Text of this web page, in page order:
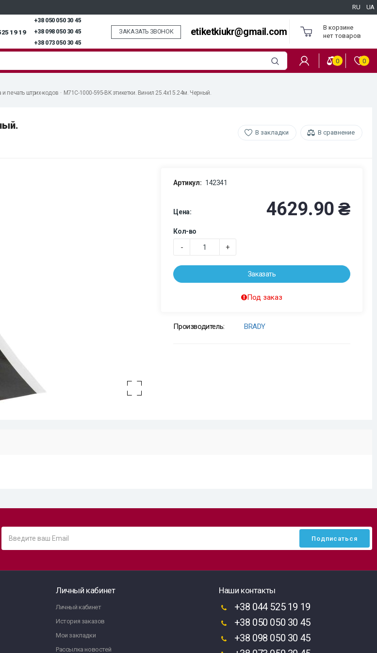
RU UA
19 19
+38 050 050 30 45
+38 098 050 30 45
+38 073 050 30 45
ЗАКАЗАТЬ ЗВОНОК etiketkiukr@gmail.com
В корзине
нет товаров
0 0
печать штрих-кодов M71C-1000-595-BK этикетки. Винил 25.4х15.24м. Черный.
В закладки В сравнение
Артикул: 142341
Цена: 4629.90 ₴
Кол-во
- +
Заказать
Под заказ
Производитель: BRADY
Личный кабинет
Личный кабинет
История заказов
Мои закладки
Рассылка новостей
Наши контакты
+38 044 525 19 19
+38 050 050 30 45
+38 098 050 30 45